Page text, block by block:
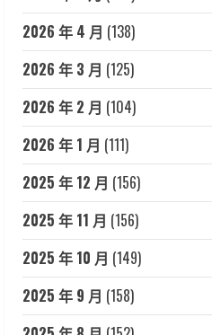
2026 年 4 月 (138)
2026 年 3 月 (125)
2026 年 2 月 (104)
2026 年 1 月 (111)
2025 年 12 月 (156)
2025 年 11 月 (156)
2025 年 10 月 (149)
2025 年 9 月 (158)